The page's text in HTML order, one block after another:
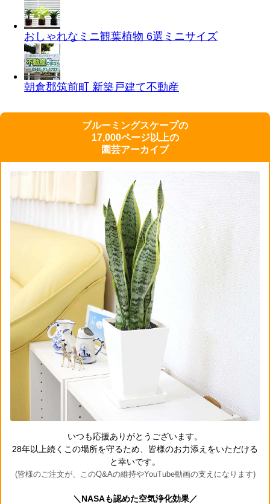
おしゃれなミニ観葉植物 6選 ミニサイズ
朝倉郡筑前町 新築戸建て不動産
ブルーミングスケープの
17,000ページ以上の
園芸アーカイブ
いつも応援ありがとうございます。
28年以上続くこの場所を守るため、皆様のお力添えをいただける
と幸いです。
(皆様のご注文が、このQ&Aの維持やYouTube動画の支えになります)
＼NASAも認めた空気浄化効果／